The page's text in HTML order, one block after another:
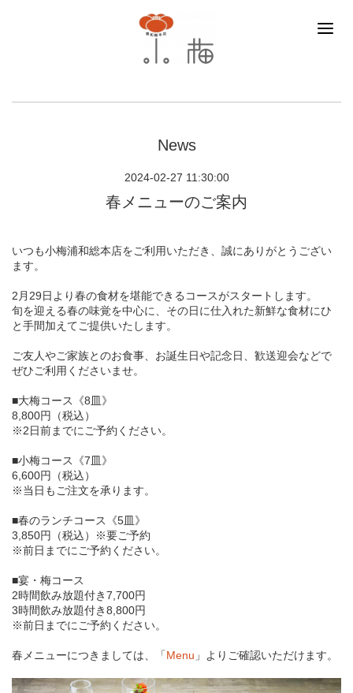
News
2024-02-27 11:30:00
春メニューのご案内
いつも小梅浦和総本店をご利用いただき、誠にありがとうござい
ます。
2月29日より春の食材を堪能できるコースがスタートします。
旬を迎える春の味覚を中心に、その日に仕入れた新鮮な食材にひ
と手間加えてご提供いたします。
ご友人やご家族とのお食事、お誕生日や記念日、歓送迎会などで
ぜひご利用くださいませ。
■大梅コース《8皿》
8,800円（税込）
※2日前までにご予約ください。
■小梅コース《7皿》
6,600円（税込）
※当日もご注文を承ります。
■春のランチコース《5皿》
3,850円（税込）※要ご予約
※前日までにご予約ください。
■宴・梅コース
2時間飲み放題付き7,700円
3時間飲み放題付き8,800円
※前日までにご予約ください。
春メニューにつきましては、「Menu 」よりご確認いただけます。